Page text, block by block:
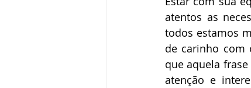
atentos as
todos estamos
de carinho com
que aquela
atenção e